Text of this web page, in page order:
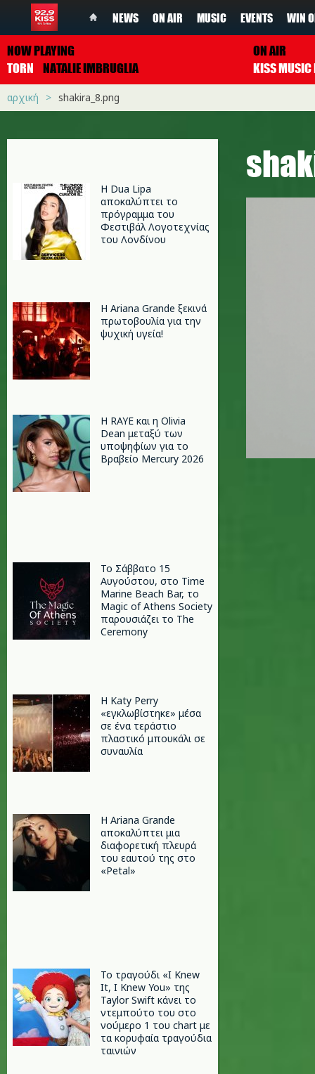
NEWS ON AIR MUSIC EVENTS WIN
NOW PLAYING
TORN
NATALIE IMBRUGLIA
ON AIR
αρχική shakira_8.png
Η Dua Lipa
αποκαλύπτει το
πρόγραμμα του
Φεστιβάλ Λογοτεχνίας
του Λονδίνου
Η Ariana Grande ξεκινά
πρωτοβουλία για την
ψυχική υγεία!
Η RAYE και η Olivia
Dean μεταξύ των
υποψηφίων για το
Βραβείο Mercury 2026
Το Σάββατο 15
Αυγούστου, στο Time
Marine Beach Bar, το
Magic of Athens Society
παρουσιάζει το The
Ceremony
H Katy Perry
«εγκλωβίστηκε» μέσα
σε ένα τεράστιο
πλαστικό μπουκάλι σε
συναυλία
Η Ariana Grande
αποκαλύπτει μια
διαφορετική πλευρά
του εαυτού της στο
«Petal»
Το τραγούδι «I Knew
It, I Knew You» της
Taylor Swift κάνει το
ντεμπούτο του στο
νούμερο 1 του chart με
τα κορυφαία τραγούδια
ταινιών